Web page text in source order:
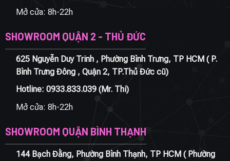
Mở cửa: 8h-22h
SHOWROOM QUẬN 2 - THỦ ĐỨC
625 Nguyễn Duy Trinh , Phường Bình Trưng, TP HCM ( P.
Bình Trưng Đông , Quận 2, TP.Thủ Đức cũ)
Hotline: 0933.833.039(Mr. Thi)
Mở cửa: 8h-22h
SHOWROOM QUẬN BÌNH THẠNH
144 Bạch Đằng, Phường Bình Thạnh, TP HCM ( Phường